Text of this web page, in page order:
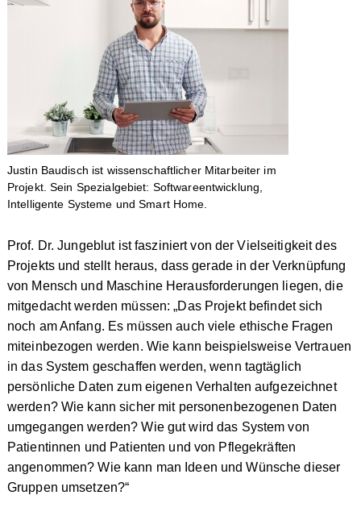
Justin Baudisch ist wissenschaftlicher Mitarbeiter im
Projekt. Sein Spezialgebiet: Softwareentwicklung,
Intelligente Systeme und Smart Home.
Prof. Dr. Jungeblut ist fasziniert von der Vielseitigkeit des
Projekts und stellt heraus, dass gerade in der Verknüpfung
von Mensch und Maschine Herausforderungen liegen, die
mitgedacht werden müssen: „Das Projekt befindet sich
noch am Anfang. Es müssen auch viele ethische Fragen
miteinbezogen werden. Wie kann beispielsweise Vertrauen
in das System geschaffen werden, wenn tagtäglich
persönliche Daten zum eigenen Verhalten aufgezeichnet
werden? Wie kann sicher mit personenbezogenen Daten
umgegangen werden? Wie gut wird das System von
Patientinnen und Patienten und von Pflegekräften
angenommen? Wie kann man Ideen und Wünsche dieser
Gruppen umsetzen?“